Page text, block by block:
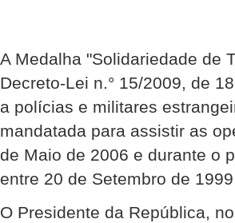
A Medalha "Solidariedade de
Decreto-Lei n.° 15/2009, de
a polícias e militares
mandatada para assistir as
de Maio de 2006 e durante o
entre 20 de Setembro de
O Presidente da República,